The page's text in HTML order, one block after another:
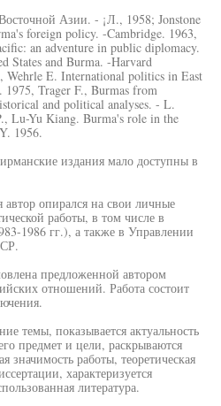
Азии. - ¡Л., 1958; Jonstone
foreign policy. -Cambridge. 1963,
an adventure in public diplomacy.
States and Burma. -Harvard
Wehrle E. International politics in East
Trager F., Burmas from
and political analyses. - L.
Lu-Yu Kiang. Burma's role in the
1956.
издания мало доступны в
опирался на свои личные
работы, в том числе в
1986 гг.), а также в Управлении
предложенной автором
отношений. Работа состоит
темы, показывается актуальность
предмет и цели, раскрываются
значимость работы, теоретическая
характеризуется
литература.